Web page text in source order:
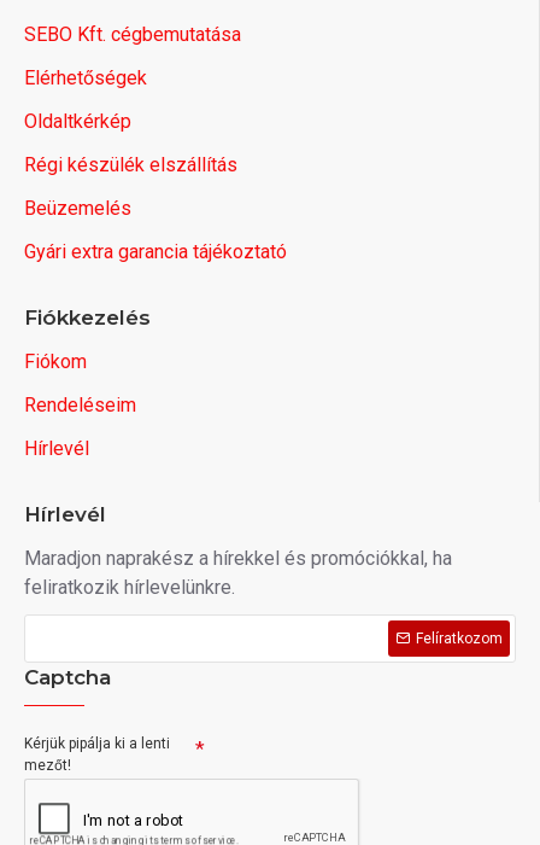
SEBO Kft. cégbemutatása
Elérhetőségek
Oldaltkérkép
Régi készülék elszállítás
Beüzemelés
Gyári extra garancia tájékoztató
Fiókkezelés
Fiókom
Rendeléseim
Hírlevél
Hírlevél
Maradjon naprakész a hírekkel és promóciókkal, ha
feliratkozik hírlevelünkre.
Felíratkozom
Captcha
Kérjük pipálja ki a lenti
mezőt!